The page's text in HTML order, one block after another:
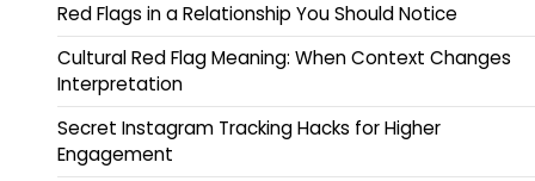
Red Flags in a Relationship You Should Notice
Cultural Red Flag Meaning: When Context Changes
Interpretation
Secret Instagram Tracking Hacks for Higher
Engagement